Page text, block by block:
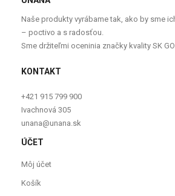
Naše produkty vyrábame tak, ako by sme
– poctivo a s radosťou.
Sme držiteľmi oceninia značky kvality SK
KONTAKT
+421 915 799 900
Ivachnová 305
unana@unana.sk
ÚČET
Môj účet
Košík